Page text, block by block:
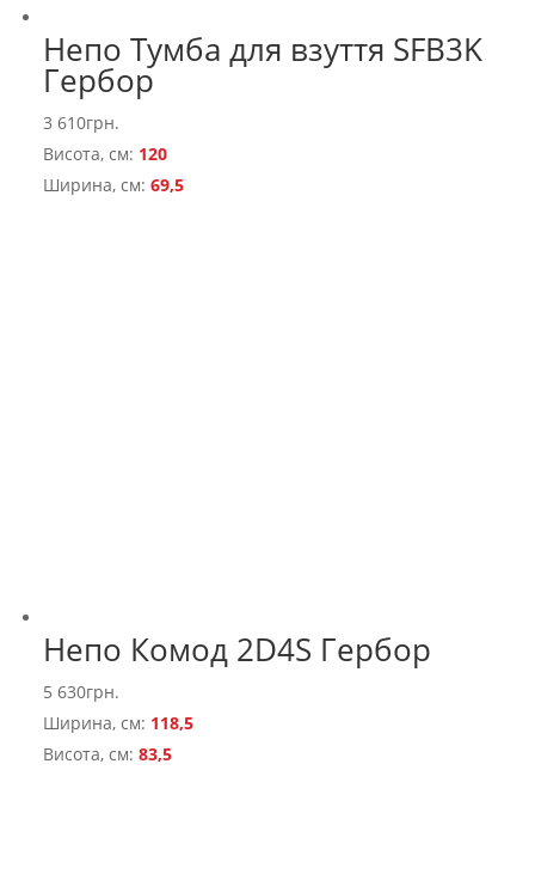
Непо Тумба для взуття SFB3K
Гербор
3 610грн.
Висота, см: 120
Ширина, см:69,5
Непо Комод 2D4S Гербор
5 630грн.
Ширина, см: 118,5
Висота, см:83,5